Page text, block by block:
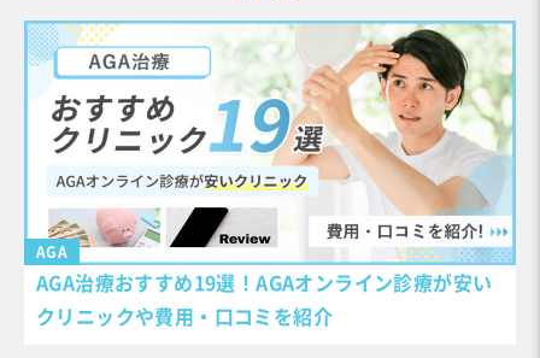
AGA
AGA治療おすすめ19選！AGAオンライン診療が安い
クリニックや費用・口コミを紹介